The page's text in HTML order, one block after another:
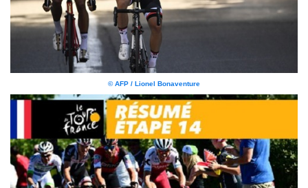
© AFP / Lionel Bonaventure